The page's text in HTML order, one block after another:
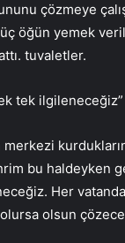
çözmeye
öğün yemek
tuvaletler.
tek ilgileneceğiz”
bu haldeyken
Her
olsun